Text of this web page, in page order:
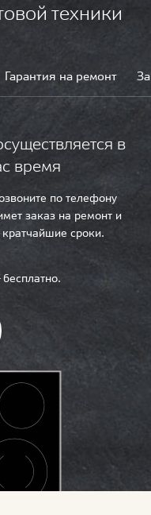
техники
Гарантия на ремонт
в
время
по телефону
заказ на ремонт и
кратчайшие сроки.